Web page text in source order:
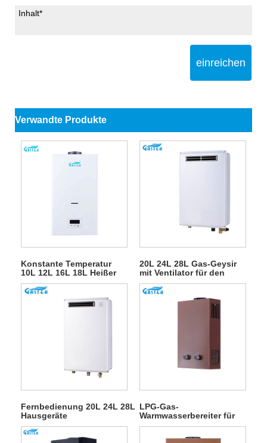
einreichen
Verwandte Produkte
Konstante Temperatur
10L 12L 16L 18L Heißer
Verkauf Rauchabzugstyp
Wandmontierter Tankloser
Instant-LPG-Natürlicher
Warmwasser-Gas-
20L 24L 28L Gas-Geysir
mit Ventilator für den
Außenbereich für
Warmwasserduschen
Fernbedienung 20L 24L 28L
Hausgeräte
Außengaswarmwasserbereiter
im Freien
LPG-Gas-
Warmwasserbereiter für
den Start bei niedrigem